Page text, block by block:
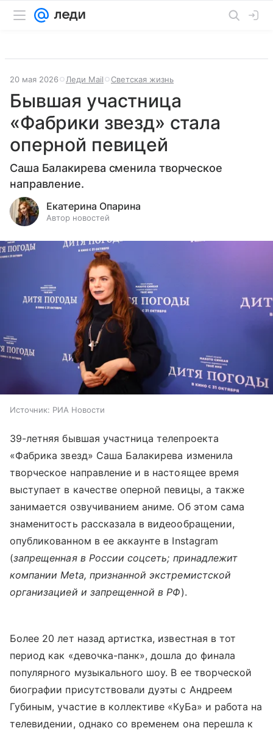
20 мая 2026 Леди Mail Светская жизнь
Бывшая участница
«Фабрики звезд» стала
оперной певицей
Саша Балакирева сменила творческое
направление.
Екатерина Опарина
Автор новостей
Источник: РИА Новости
39-летняя бывшая участница телепроекта
«Фабрика звезд» Саша Балакирева изменила
творческое направление и в настоящее время
выступает в качестве оперной певицы, а также
занимается озвучиванием аниме. Об этом сама
знаменитость рассказала в видеообращении,
опубликованном в ее аккаунте в Instagram
(запрещенная в России соцсеть; принадлежит
компании Meta, признанной экстремистской
организацией и запрещенной в РФ).
Более 20 лет назад артистка, известная в тот
период как «девочка-панк», дошла до финала
популярного музыкального шоу. В ее творческой
биографии присутствовали дуэты с Андреем
Губиным, участие в коллективе «КуБа» и работа на
телевидении, однако со временем она перешла к